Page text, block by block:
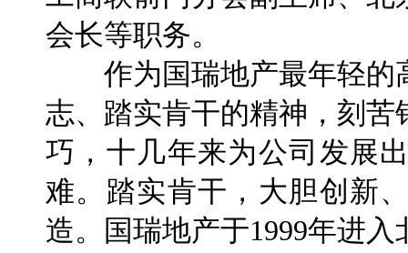
会长等职务。
作为国瑞地产最年轻的
志、踏实肯干的精神，刻
巧，十几年来为公司发展
难。踏实肯干，大胆创新
造。国瑞地产于1999年进